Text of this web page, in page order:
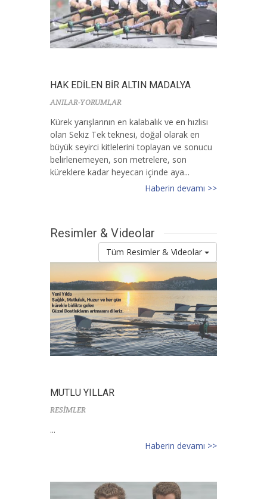
HAK EDİLEN BİR ALTIN MADALYA
ANILAR-YORUMLAR
Kürek yarışlarının en kalabalık ve en hızlısı
olan Sekiz Tek teknesi, doğal olarak en
büyük seyirci kitlelerini toplayan ve sonucu
belirlenemeyen, son metrelere, son
küreklere kadar heyecan içinde aya...
Haberin devamı >>
Resimler & Videolar
Tüm Resimler & Videolar
MUTLU YILLAR
RESİMLER
...
Haberin devamı >>